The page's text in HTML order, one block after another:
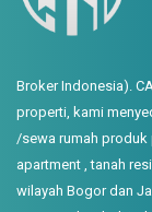
Broker Indonesia).
properti, kami
/sewa rumah produk
apartment , tanah
wilayah Bogor dan